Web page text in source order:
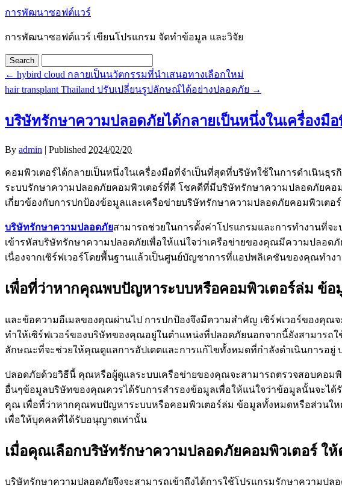
การพัฒนาซอฟต์แวร์
การพัฒนาซอฟต์แวร์ เขียนโปรแกรม จัดทำข้อมูล และวิจัย
← hybird cloud กลายเป็นนวัตกรรมที่นำเสนอทางเลือกใหม่
hair transplant Thailand ปรับเปลี่ยนรูปลักษณ์ได้อย่างปลอดภัย →
บริษัทรักษาความปลอดภัยได้กลายเป็นหนึ่งในเครื่องมื
By admin | Published 2024/02/20
คอมพิวเตอร์ได้กลายเป็นหนึ่งในเครื่องมือที่จำเป็นที่สุดที่บริษัทใช้ในการดำเนิ
ระบบรักษาความปลอดภัยคอมพิวเตอร์ที่ดี โชคดีที่มีบริษัทรักษาความปลอดภัยคอ
เกี่ยวข้องกับการปกป้องข้อมูลและเครือข่ายบริษัทรักษาความปลอดภัยคอมพิวเตอร์
บริษัทรักษาความปลอดภัยสามารถช่วยในการตั้งค่าโปรแกรมและการทำงานที่
เข้ารหัสบริษัทรักษาความปลอดภัยเพื่อให้แน่ใจว่าเครือข่ายของคุณมีความปลอ
เนื่องจากเซิร์ฟเวอร์โดยพื้นฐานแล้วเป็นศูนย์บัญชาการที่แอปพลิเคชันของคุณทำง
เพื่อที่ว่าหากคุณพบปัญหาระบบหรือคอมพิวเตอร์ล่ม ข้
และข้อความอีเมลของคุณผ่านไป การปกป้องจึงมีความสำคัญ เซิร์ฟเวอร์ของคุ
ทำให้เซิร์ฟเวอร์ของบริษัทของคุณอยู่ในตำแหน่งที่ปลอดภัยนอกจากนี้ยังสามาร
ลักษณะที่จะช่วยให้คุณดูแลการอัปเดตและการแก้ไขทั้งหมดที่กำลังดำเนินการอยู่
ปลอดภัยด้วยวิธีนี้ คุณหรือผู้ดูแลระบบเครือข่ายของคุณจะสามารถตรวจสอบคอ
อื่นๆข้อมูลบริษัทของคุณควรได้รับการสำรองข้อมูลเพื่อให้แน่ใจว่าข้อมูลนั้นจะ
คุณ เพื่อที่ว่าหากคุณพบปัญหาระบบหรือคอมพิวเตอร์ล่ม ข้อมูลทั้งหมดหรือส่วนให
เพื่อให้บุคคลที่ได้รับอนุญาตเท่านั้น
เมื่อคุณเลือกบริษัทรักษาความปลอดภัยคอมพิวเตอร์ ใ
บริษัทรักษาความปลอดภัยจึงจะสามารถเข้าถึงได้การใช้โปรแกรมรักษาความ